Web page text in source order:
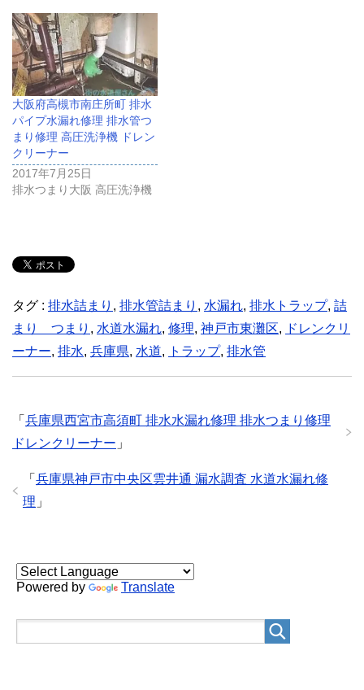
大阪府高槻市南庄所町 排水
パイプ水漏れ修理 排水管つ
まり修理 高圧洗浄機 ドレン
クリーナー
2017年7月25日
排水つまり大阪 高圧洗浄機
タグ : 排水詰まり , 排水管詰まり , 水漏れ, 排水トラップ, 詰
まり つまり , 水道水漏れ, 修理, 神戸市東灘区, ドレンクリ
ーナー, 排水, 兵庫県, 水道, トラップ, 排水管
「 兵庫県西宮市高須町 排水水漏れ修理 排水つまり修理
ドレンクリーナー 」
「 兵庫県神戸市中央区雲井通 漏水調査 水道水漏れ修
理 」
Powered by Translate